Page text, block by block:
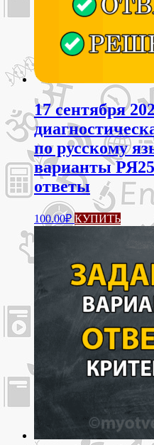
17 сентября
по русскому
варианты
ответы
100.00₽ КУПИТЬ